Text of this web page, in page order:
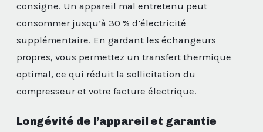
consigne. Un appareil mal entretenu peut
consommer jusqu’à 30 % d’électricité
supplémentaire. En gardant les échangeurs
propres, vous permettez un transfert thermique
optimal, ce qui réduit la sollicitation du
compresseur et votre facture électrique.
Longévité de l’appareil et garantie